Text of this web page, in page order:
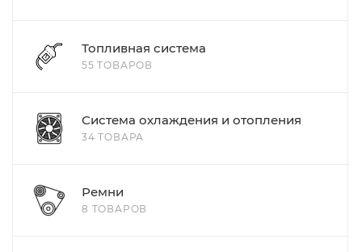
Топливная система
55 ТОВАРОВ
Система охлаждения и отопления
34 ТОВАРА
Ремни
8 ТОВАРОВ